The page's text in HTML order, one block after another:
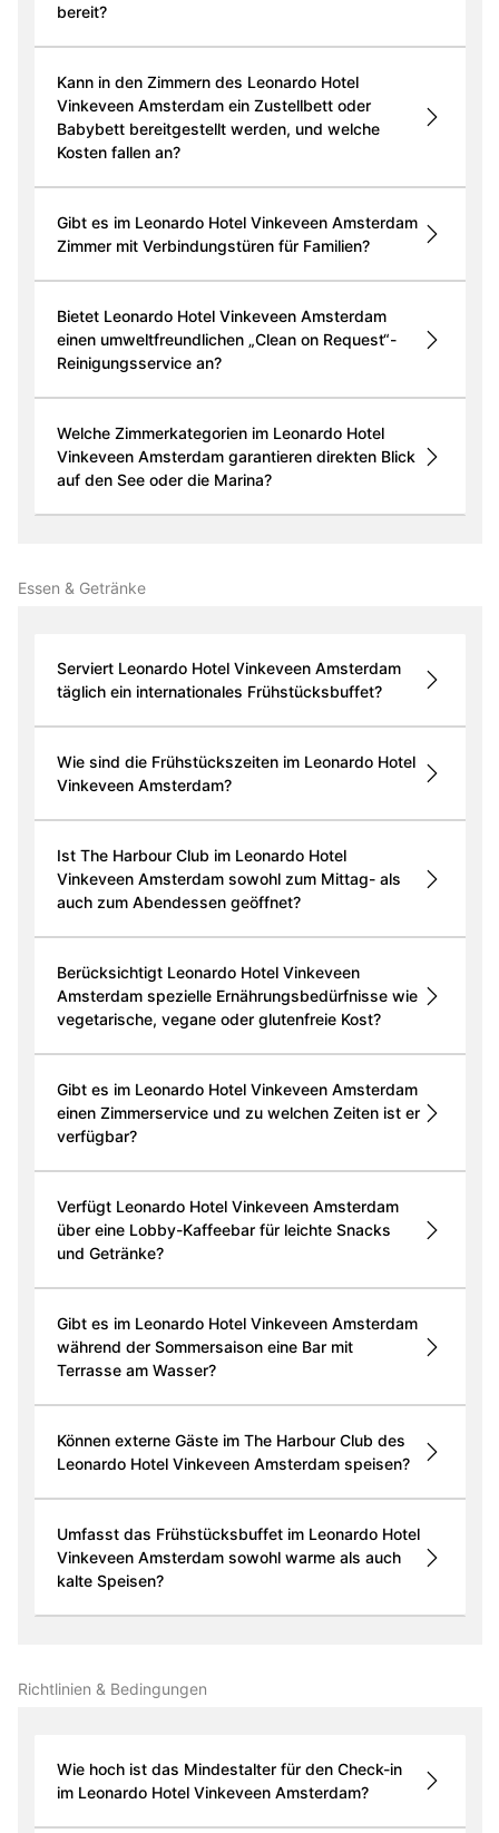
bereit?
Kann in den Zimmern des Leonardo Hotel
Vinkeveen Amsterdam ein Zustellbett oder
Babybett bereitgestellt werden, und welche
Kosten fallen an?
Gibt es im Leonardo Hotel Vinkeveen Amsterdam
Zimmer mit Verbindungstüren für Familien?
Bietet Leonardo Hotel Vinkeveen Amsterdam
einen umweltfreundlichen „Clean on Request“-
Reinigungsservice an?
Welche Zimmerkategorien im Leonardo Hotel
Vinkeveen Amsterdam garantieren direkten Blick
auf den See oder die Marina?
Essen & Getränke
Serviert Leonardo Hotel Vinkeveen Amsterdam
täglich ein internationales Frühstücksbuffet?
Wie sind die Frühstückszeiten im Leonardo Hotel
Vinkeveen Amsterdam?
Ist The Harbour Club im Leonardo Hotel
Vinkeveen Amsterdam sowohl zum Mittag- als
auch zum Abendessen geöffnet?
Berücksichtigt Leonardo Hotel Vinkeveen
Amsterdam spezielle Ernährungsbedürfnisse wie
vegetarische, vegane oder glutenfreie Kost?
Gibt es im Leonardo Hotel Vinkeveen Amsterdam
einen Zimmerservice und zu welchen Zeiten ist er
verfügbar?
Verfügt Leonardo Hotel Vinkeveen Amsterdam
über eine Lobby-Kaffeebar für leichte Snacks
und Getränke?
Gibt es im Leonardo Hotel Vinkeveen Amsterdam
während der Sommersaison eine Bar mit
Terrasse am Wasser?
Können externe Gäste im The Harbour Club des
Leonardo Hotel Vinkeveen Amsterdam speisen?
Umfasst das Frühstücksbuffet im Leonardo Hotel
Vinkeveen Amsterdam sowohl warme als auch
kalte Speisen?
Richtlinien & Bedingungen
Wie hoch ist das Mindestalter für den Check-in
im Leonardo Hotel Vinkeveen Amsterdam?